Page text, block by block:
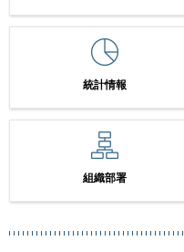
統計情報
組織部署